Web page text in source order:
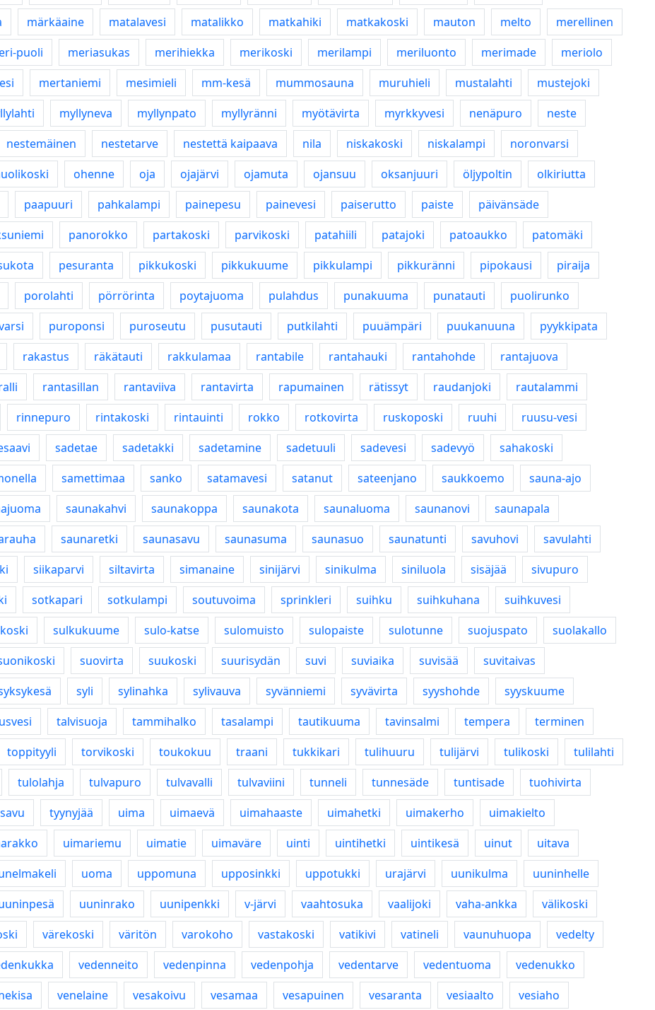
märkäaine matalavesi matalikko matkahiki matkakoski mauton melto
merellinen
puoli meriasukas merihiekka merikoski merilampi meriluonto merimade
meriolo
mertaniemi mesimieli mm-kesä mummosauna muruhieli mustalahti
mustejoki
myllyneva myllynpato myllyränni myötävirta myrkkyvesi nenäpuro
neste
nestemäinen nestetarve nestettä kaipaava nila niskakoski niskalampi
noronvarsi
ohenne oja ojajärvi ojamuta ojansuu oksanjuuri öljypoltin
olkiriutta
paapuuri pahkalampi painepesu painevesi paiserutto paiste
päivänsäde
panorokko partakoski parvikoski patahiili patajoki patoaukko
patomäki
pesuranta pikkukoski pikkukuume pikkulampi pikkuränni pipokausi
piraija
porolahti pörrörinta poytajuoma pulahdus punakuuma punatauti
puolirunko
puroponsi puroseutu pusutauti putkilahti puuämpäri puukanuuna
pyykkipata
rakastus räkätauti rakkulamaa rantabile rantahauki rantahohde
rantajuova
rantasillan rantaviiva rantavirta rapumainen rätissyt raudanjoki
rautalammi
rinnepuro rintakoski rintauinti rokko rotkovirta ruskoposki ruuhi
ruusu-vesi
sadetae sadetakki sadetamine sadetuuli sadevesi sadevyö
sahakoski
samettimaa sanko satamavesi satanut sateenjano saukkoemo
sauna-ajo
saunakahvi saunakoppa saunakota saunaluoma saunanovi
saunapala
saunaretki saunasavu saunasuma saunasuo saunatunti savuhovi
savulahti
siikaparvi siltavirta simanaine sinijärvi sinikulma siniluola sisäjää
sivupuro
sotkapari sotkulampi soutuvoima sprinkleri suihku suihkuhana
suihkuvesi
sulkukuume sulo-katse sulomuisto sulopaiste sulotunne suojuspato
suolakallo
suovirta suukoski suurisydän suvi suviaika suvisää
suvitaivas
syli sylinahka sylivauva syvänniemi syvävirta syyshohde
syyskuume
talvisuoja tammihalko tasalampi tautikuuma tavinsalmi tempera
terminen
toppityyli torvikoski toukokuu traani tukkikari tulihuuru tulijärvi tulikoski
tulilahti
tulolahja tulvapuro tulvavalli tulvaviini tunneli tunnesäde tuntisade
tuohivirta
tyynyjää uima uimaevä uimahaaste uimahetki uimakerho
uimakielto
uimariemu uimatie uimaväre uinti uintihetki uintikesä uinut
uitava
uoma uppomuna upposinkki uppotukki urajärvi uunikulma
uuninhelle
uuninrako uunipenkki v-järvi vaahtosuka vaalijoki vaha-ankka
välikoski
värekoski väritön varokoho vastakoski vatikivi vatineli vaunuhuopa
vedelty
vedenneito vedenpinna vedenpohja vedentarve vedentuoma
vedenukko
venelaine vesakoivu vesamaa vesapuinen vesaranta vesiaalto vesiaho